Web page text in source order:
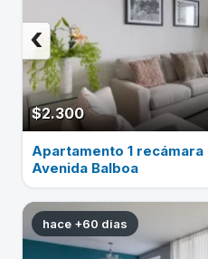
$2.300
‹
Apartamento 1 recámara
Avenida Balboa
hace +60 dias